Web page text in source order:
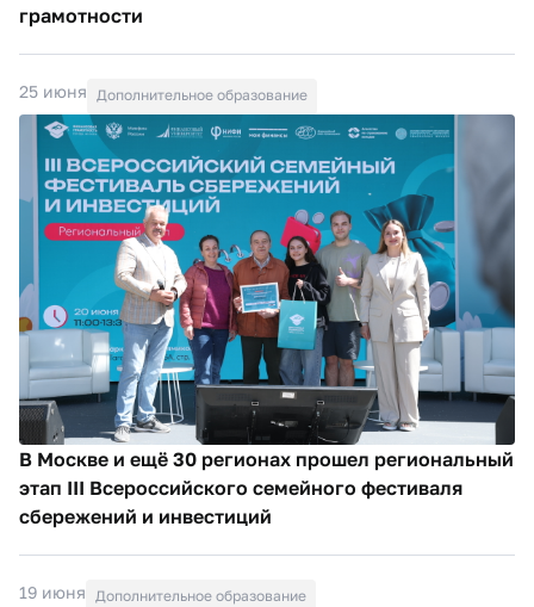
грамотности
25 июня Дополнительное образование
В Москве и ещё 30 регионах прошел региональный
этап III Всероссийского семейного фестиваля
сбережений и инвестиций
19 июня Дополнительное образование